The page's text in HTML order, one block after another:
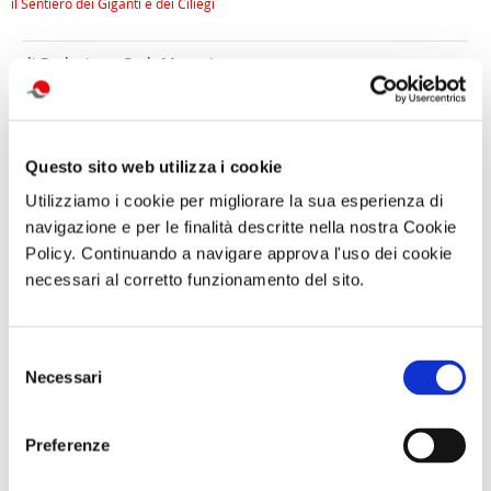
Questo sito web utilizza i cookie
Utilizziamo i cookie per migliorare la sua esperienza di
navigazione e per le finalità descritte nella nostra Cookie
Policy. Continuando a navigare approva l'uso dei cookie
necessari al corretto funzionamento del sito.
delNecessari
Preferenze
di Redazione Cralt Magazine
06 Luglio 2023
attività correlate:
CAORLE - Hotel
GARA DI PESCA
– Naviglio del
Brenta - Sabato